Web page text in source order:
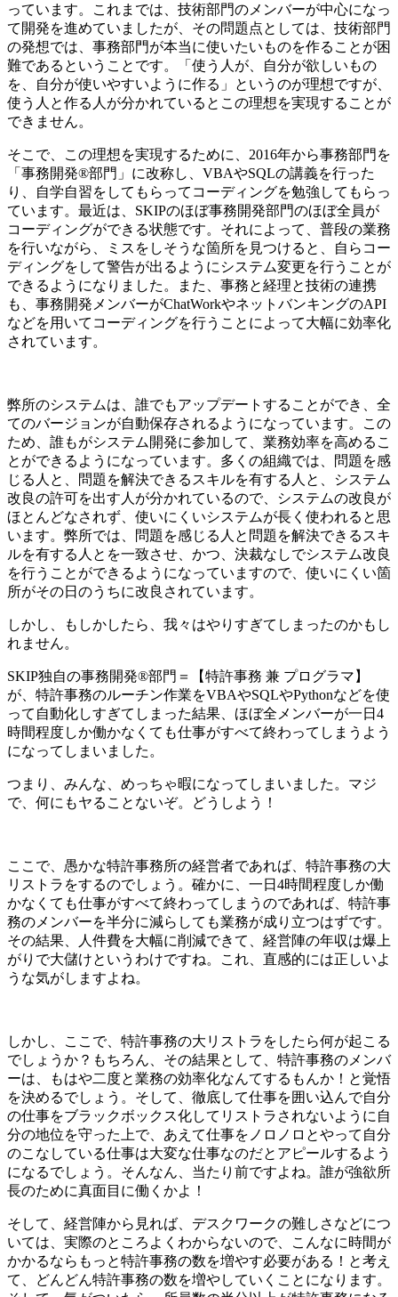
っています。これまでは、技術部門のメンバーが中心になっ
て開発を進めていましたが、その問題点としては、技術部門
の発想では、事務部門が本当に使いたいものを作ることが困
難であるということです。「使う人が、自分が欲しいもの
を、自分が使いやすいように作る」というのが理想ですが、
使う人と作る人が分かれているとこの理想を実現することが
できません。
そこで、この理想を実現するために、2016年から事務部門を
「事務開発®部門」に改称し、VBAやSQLの講義を行った
り、自学自習をしてもらってコーディングを勉強してもらっ
ています。最近は、SKIPのほぼ事務開発部門のほぼ全員が
コーディングができる状態です。それによって、普段の業務
を行いながら、ミスをしそうな箇所を見つけると、自らコー
ディングをして警告が出るようにシステム変更を行うことが
できるようになりました。また、事務と経理と技術の連携
も、事務開発メンバーがChatWorkやネットバンキングのAPI
などを用いてコーディングを行うことによって大幅に効率化
されています。
弊所のシステムは、誰でもアップデートすることができ、全
てのバージョンが自動保存されるようになっています。この
ため、誰もがシステム開発に参加して、業務効率を高めるこ
とができるようになっています。多くの組織では、問題を感
じる人と、問題を解決できるスキルを有する人と、システム
改良の許可を出す人が分かれているので、システムの改良が
ほとんどなされず、使いにくいシステムが長く使われると思
います。弊所では、問題を感じる人と問題を解決できるスキ
ルを有する人とを一致させ、かつ、決裁なしでシステム改良
を行うことができるようになっていますので、使いにくい箇
所がその日のうちに改良されています。
しかし、もしかしたら、我々はやりすぎてしまったのかもし
れません。
SKIP独自の事務開発®部門＝【特許事務 兼 プログラマ】
が、特許事務のルーチン作業をVBAやSQLやPythonなどを使
って自動化しすぎてしまった結果、ほぼ全メンバーが一日4
時間程度しか働かなくても仕事がすべて終わってしまうよう
になってしまいました。
つまり、みんな、めっちゃ暇になってしまいました。マジ
で、何にもヤることないぞ。どうしよう！
ここで、愚かな特許事務所の経営者であれば、特許事務の大
リストラをするのでしょう。確かに、一日4時間程度しか働
かなくても仕事がすべて終わってしまうのであれば、特許事
務のメンバーを半分に減らしても業務が成り立つはずです。
その結果、人件費を大幅に削減できて、経営陣の年収は爆上
がりで大儲けというわけですね。これ、直感的には正しいよ
うな気がしますよね。
しかし、ここで、特許事務の大リストラをしたら何が起こる
でしょうか？もちろん、その結果として、特許事務のメンバ
ーは、もはや二度と業務の効率化なんてするもんか！と覚悟
を決めるでしょう。そして、徹底して仕事を囲い込んで自分
の仕事をブラックボックス化してリストラされないように自
分の地位を守った上で、あえて仕事をノロノロとやって自分
のこなしている仕事は大変な仕事なのだとアピールするよう
になるでしょう。そんなん、当たり前ですよね。誰が強欲所
長のために真面目に働くかよ！
そして、経営陣から見れば、デスクワークの難しさなどにつ
いては、実際のところよくわからないので、こんなに時間が
かかるならもっと特許事務の数を増やす必要がある！と考え
て、どんどん特許事務の数を増やしていくことになります。